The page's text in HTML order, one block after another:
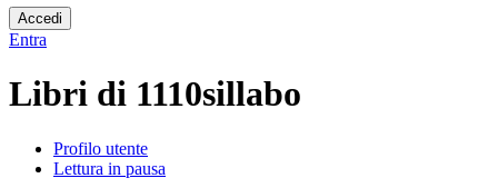
Accedi
Entra
Libri di 1110sillabo
Profilo utente
Lettura in pausa